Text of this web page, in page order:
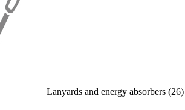
Lanyards and energy absorbers (26)